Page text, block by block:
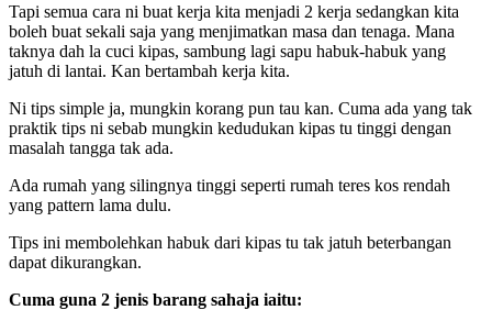
Tapi semua cara ni buat kerja kita menjadi 2 kerja sedangkan kita
boleh buat sekali saja yang menjimatkan masa dan tenaga. Mana
taknya dah la cuci kipas, sambung lagi sapu habuk-habuk yang
jatuh di lantai. Kan bertambah kerja kita.
Ni tips simple ja, mungkin korang pun tau kan. Cuma ada yang tak
praktik tips ni sebab mungkin kedudukan kipas tu tinggi dengan
masalah tangga tak ada.
Ada rumah yang silingnya tinggi seperti rumah teres kos rendah
yang pattern lama dulu.
Tips ini membolehkan habuk dari kipas tu tak jatuh beterbangan
dapat dikurangkan.
Cuma guna 2 jenis barang sahaja iaitu: